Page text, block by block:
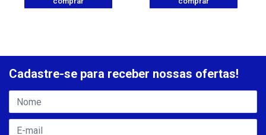
Cadastre-se para receber nossas ofertas!